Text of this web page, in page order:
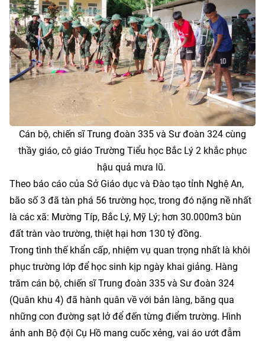
Cán bộ, chiến sĩ Trung đoàn 335 và Sư đoàn 324 cùng
thầy giáo, cô giáo Trường Tiểu học Bắc Lý 2 khắc phục
hậu quả mưa lũ.
Theo báo cáo của Sở Giáo dục và Đào tạo tỉnh Nghệ An,
bão số 3 đã tàn phá 56 trường học, trong đó nặng nề nhất
là các xã: Mường Típ, Bắc Lý, Mỹ Lý; hơn 30.000m3 bùn
đất tràn vào trường, thiệt hại hơn 130 tỷ đồng.
Trong tình thế khẩn cấp, nhiệm vụ quan trọng nhất là khôi
phục trường lớp để học sinh kịp ngày khai giảng. Hàng
trăm cán bộ, chiến sĩ Trung đoàn 335 và Sư đoàn 324
(Quân khu 4) đã hành quân về với bản làng, băng qua
những con đường sạt lở để đến từng điểm trường. Hình
ảnh anh Bộ đội Cụ Hồ mang cuốc xẻng, vai áo ướt đẫm